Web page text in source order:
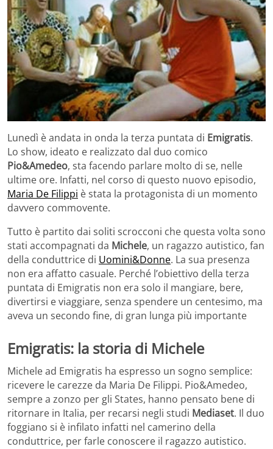
Lunedì è andata in onda la terza puntata di Emigratis.
Lo show, ideato e realizzato dal duo comico
Pio&Amedeo, sta facendo parlare molto di se, nelle
ultime ore. Infatti, nel corso di questo nuovo episodio,
Maria De Filippi è stata la protagonista di un momento
davvero commovente.
Tutto è partito dai soliti scrocconi che questa volta sono
stati accompagnati da Michele, un ragazzo autistico, fan
della conduttrice di Uomini&Donne. La sua presenza
non era affatto casuale. Perché l’obiettivo della terza
puntata di Emigratis non era solo il mangiare, bere,
divertirsi e viaggiare, senza spendere un centesimo, ma
aveva un secondo fine, di gran lunga più importante
Emigratis: la storia di Michele
Michele ad Emigratis ha espresso un sogno semplice:
ricevere le carezze da Maria De Filippi. Pio&Amedeo,
sempre a zonzo per gli States, hanno pensato bene di
ritornare in Italia, per recarsi negli studi Mediaset. Il duo
foggiano si è infilato infatti nel camerino della
conduttrice, per farle conoscere il ragazzo autistico.